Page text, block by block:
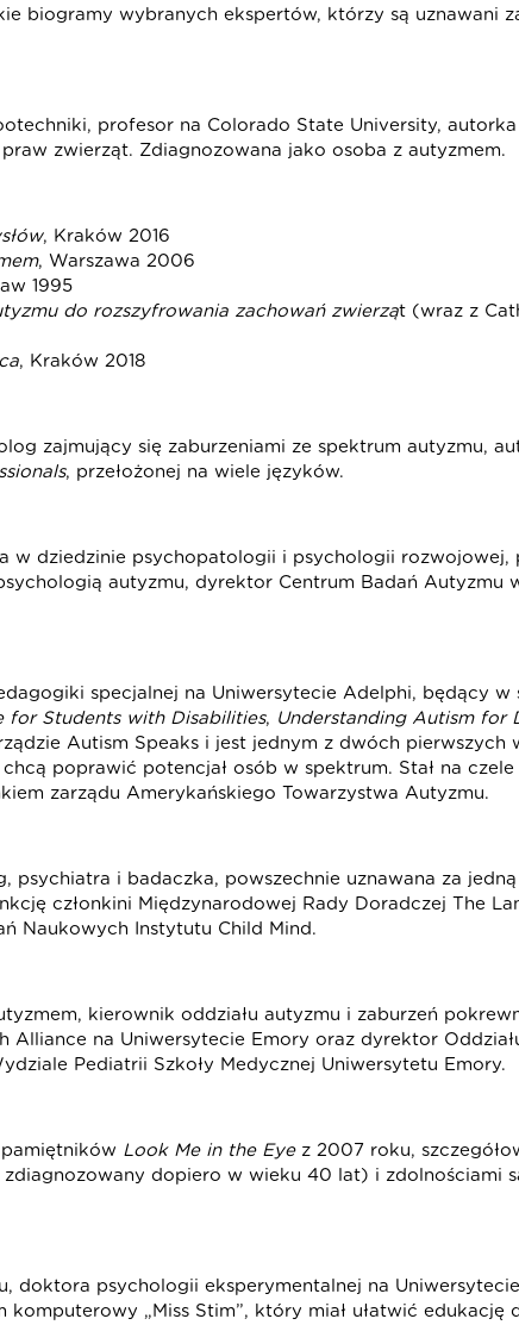
biogramy wybranych ekspertów, którzy są uznawani
profesor na Colorado State University,
zwierząt. Zdiagnozowana jako osoba z autyzmem.
, Kraków 2016
, Warszawa 2006
1995
do rozszyfrowania zachowań zwierząt (wraz z
, Kraków 2018
zajmujący się zaburzeniami ze spektrum autyzmu,
, przełożonej na wiele języków.
w dziedzinie psychopatologii i psychologii rozwojowej,
autyzmu, dyrektor Centrum Badań Autyzmu
specjalnej na Uniwersytecie Adelphi, będący w
for Students with Disabilities, Understanding Autism for
Autism Speaks i jest jednym z dwóch pierwszych
poprawić potencjał osób w spektrum. Stał na czele
zarządu Amerykańskiego Towarzystwa Autyzmu.
psychiatra i badaczka, powszechnie uznawana za
członkini Międzynarodowej Rady Doradczej The
Naukowych Instytutu Child Mind.
kierownik oddziału autyzmu i zaburzeń
Alliance na Uniwersytecie Emory oraz dyrektor
Pediatrii Szkoły Medycznej Uniwersytetu Emory.
Look Me in the Eyez 2007 roku,
dopiero w wieku 40 lat) i zdolnościami
doktora psychologii eksperymentalnej na
„Miss Stim”, który miał ułatwić edukację